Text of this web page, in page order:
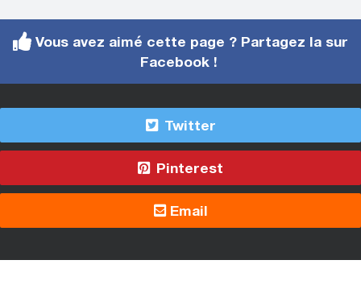
Vous avez aimé cette page ? Partagez la sur
Facebook !
Twitter
Pinterest
Email